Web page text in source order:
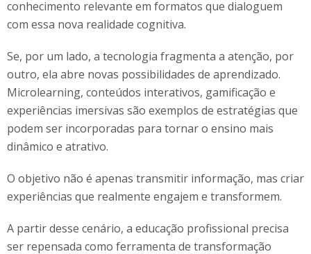
conhecimento relevante em formatos que dialoguem
com essa nova realidade cognitiva.
Se, por um lado, a tecnologia fragmenta a atenção, por
outro, ela abre novas possibilidades de aprendizado.
Microlearning, conteúdos interativos, gamificação e
experiências imersivas são exemplos de estratégias que
podem ser incorporadas para tornar o ensino mais
dinâmico e atrativo.
O objetivo não é apenas transmitir informação, mas criar
experiências que realmente engajem e transformem.
A partir desse cenário, a educação profissional precisa
ser repensada como ferramenta de transformação